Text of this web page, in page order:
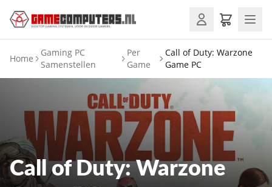
Home
Gaming PC
Samenstellen
Per
Game
Call of Duty: Warzone
Game PC
Call of Duty: Warzone